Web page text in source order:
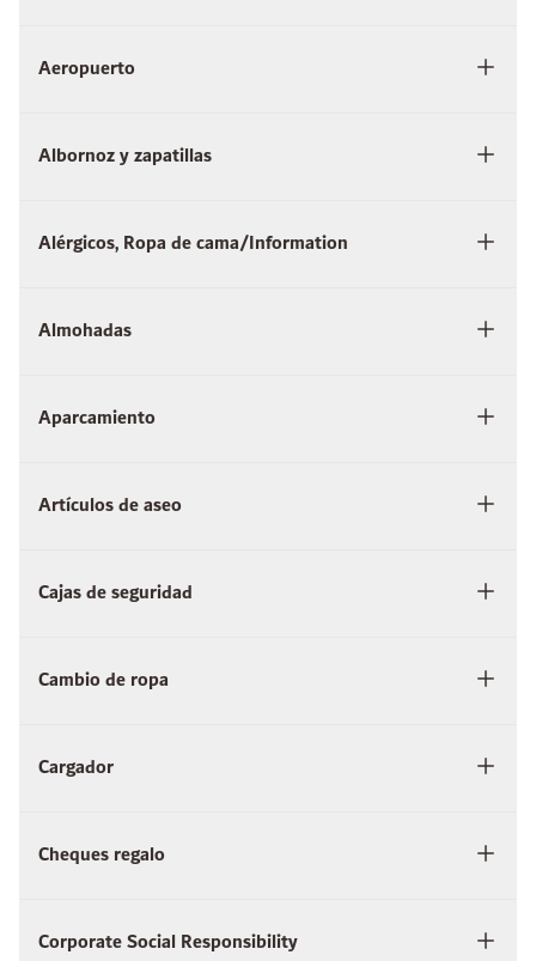
Aeropuerto
Albornoz y zapatillas
Alérgicos, Ropa de cama/Information
Almohadas
Aparcamiento
Artículos de aseo
Cajas de seguridad
Cambio de ropa
Cargador
Cheques regalo
Corporate Social Responsibility